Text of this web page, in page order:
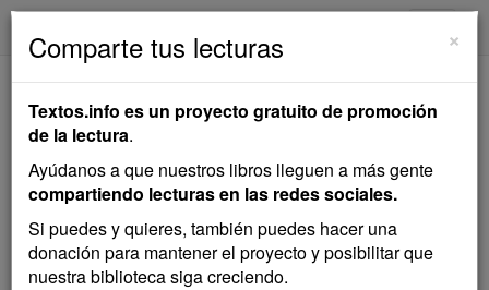
¡Esta noche es Noche
Buena!
Arturo Robsy
Cuento
×
Comparte tus lecturas
Textos.info es un proyecto gratuito de promoción
de la lectura.
Ayúdanos a que nuestros libros lleguen a más gente
compartiendo lecturas en las redes sociales.
Si puedes y quieres, también puedes hacer una
donación para mantener el proyecto y posibilitar que
nuestra biblioteca siga creciendo.